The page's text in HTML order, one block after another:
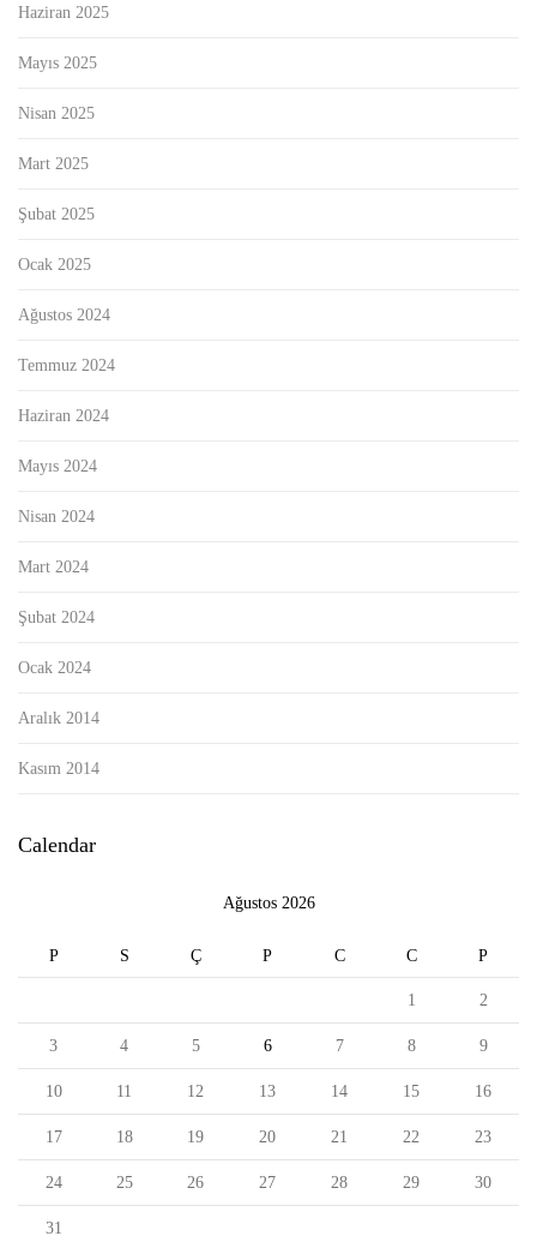
Haziran 2025
Mayıs 2025
Nisan 2025
Mart 2025
Şubat 2025
Ocak 2025
Ağustos 2024
Temmuz 2024
Haziran 2024
Mayıs 2024
Nisan 2024
Mart 2024
Şubat 2024
Ocak 2024
Aralık 2014
Kasım 2014
Calendar
Ağustos 2026
P S Ç P C C P
1 2
3 4 5 6 7 8 9
10 11 12 13 14 15 16
17 18 19 20 21 22 23
24 25 26 27 28 29 30
31